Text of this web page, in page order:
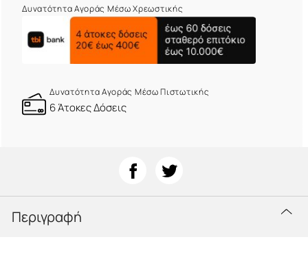
Δυνατότητα Αγοράς Μέσω Χρεωστικής
Δυνατότητα Αγοράς Μέσω Πιστωτικής
6 Άτοκες Δόσεις
Περιγραφή